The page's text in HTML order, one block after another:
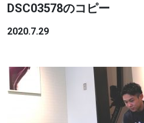
DSC03578のコピー
2020.7.29